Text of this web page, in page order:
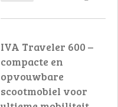
IVA Traveler 600 –
compacte en
opvouwbare
scootmobiel voor